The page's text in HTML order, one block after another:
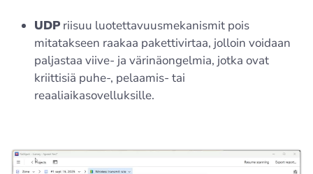
UDP riisuu luotettavuusmekanismit pois
mitatakseen raakaa pakettivirtaa, jolloin voidaan
paljastaa viive- ja värinäongelmia, jotka ovat
kriittisiä puhe-, pelaamis- tai
reaaliaikasovelluksille.